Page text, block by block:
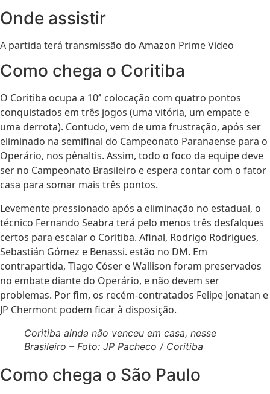
Onde assistir
A partida terá transmissão do Amazon Prime Video
Como chega o Coritiba
O Coritiba ocupa a 10ª colocação com quatro pontos
conquistados em três jogos (uma vitória, um empate e
uma derrota). Contudo, vem de uma frustração, após ser
eliminado na semifinal do Campeonato Paranaense para o
Operário, nos pênaltis. Assim, todo o foco da equipe deve
ser no Campeonato Brasileiro e espera contar com o fator
casa para somar mais três pontos.
Levemente pressionado após a eliminação no estadual, o
técnico Fernando Seabra terá pelo menos três desfalques
certos para escalar o Coritiba. Afinal, Rodrigo Rodrigues,
Sebastián Gómez e Benassi. estão no DM. Em
contrapartida, Tiago Cóser e Wallison foram preservados
no embate diante do Operário, e não devem ser
problemas. Por fim, os recém-contratados Felipe Jonatan e
JP Chermont podem ficar à disposição.
Coritiba ainda não venceu em casa, nesse
Brasileiro – Foto: JP Pacheco / Coritiba
Como chega o São Paulo